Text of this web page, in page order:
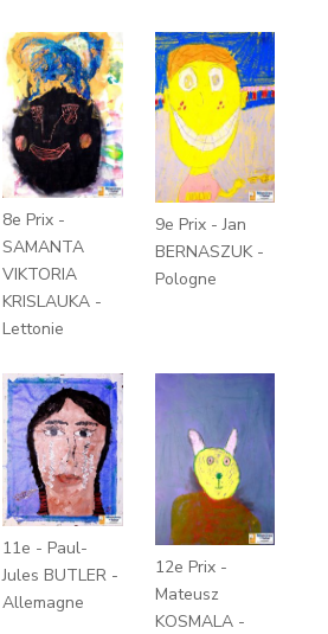
8e Prix -
SAMANTA
VIKTORIA
KRISLAUKA -
Lettonie
9e Prix - Jan
BERNASZUK -
Pologne
11e - Paul-
Jules BUTLER -
Allemagne
12e Prix -
Mateusz
KOSMALA -